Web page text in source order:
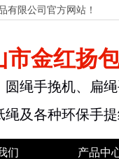
有限公司官方网站！
市金红扬
圆绳手挽机、扁
绳及各种环保手提
们 产品中